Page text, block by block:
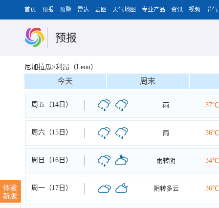
首页 预报 预警 雷达 云图 天气地图 专业产品 资讯 视频 节气
预报
尼加拉瓜>利昂（Leon）
今天 周末
周五（14日） 雨 37℃
周六（15日） 雨 36℃
周日（16日） 雨转阴 34℃
周一（17日） 阴转多云 36℃